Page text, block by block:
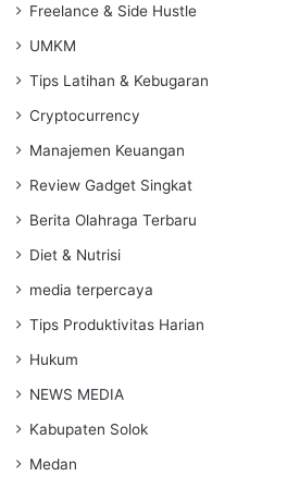
Freelance & Side Hustle
UMKM
Tips Latihan & Kebugaran
Cryptocurrency
Manajemen Keuangan
Review Gadget Singkat
Berita Olahraga Terbaru
Diet & Nutrisi
media terpercaya
Tips Produktivitas Harian
Hukum
NEWS MEDIA
Kabupaten Solok
Medan